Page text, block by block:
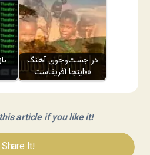
در جست‌وجوی آهنگ
«اینجا آفریقاست»
article if you like it!
Share It!